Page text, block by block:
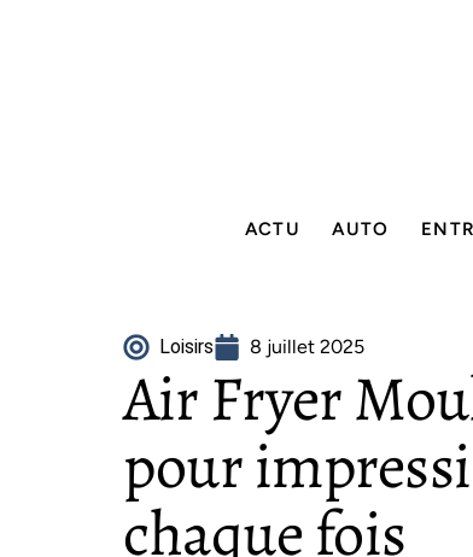
ACTU AUTO
Loisirs 8 juillet 2025
Air Fryer
pour
chaque fois